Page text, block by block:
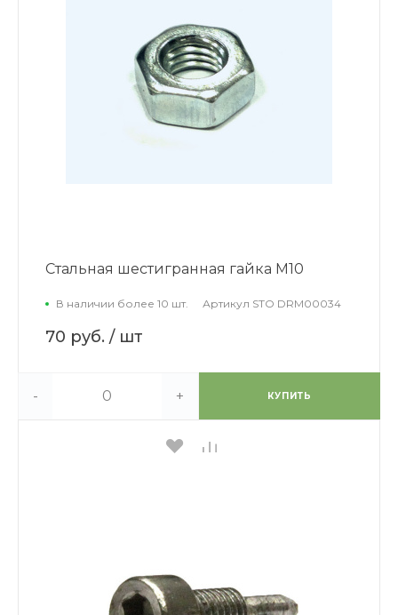
Стальная шестигранная гайка М10
В наличии более 10 шт. Артикул STO DRM00034
70 руб. / шт
- + КУПИТЬ